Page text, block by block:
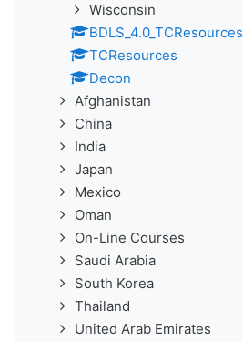
Wisconsin
BDLS_4.0_TCResources
TCResources
Decon
Afghanistan
China
India
Japan
Mexico
Oman
On-Line Courses
Saudi Arabia
South Korea
Thailand
United Arab Emirates